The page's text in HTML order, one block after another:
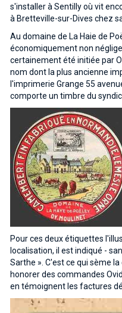
s'installer à Sentilly où vit
à Bretteville-sur-Dives chez
Au domaine de La Haie de
économiquement non
certainement été initiée par
nom dont la plus ancienne
l'imprimerie Grange 55
comporte un timbre du
Pour ces deux étiquettes
localisation, il est indiqué -
Sarthe ». C'est ce qui sème
honorer des commandes
en témoignent les factures